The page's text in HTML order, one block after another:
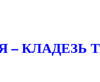
– КЛАДЕЗЬ